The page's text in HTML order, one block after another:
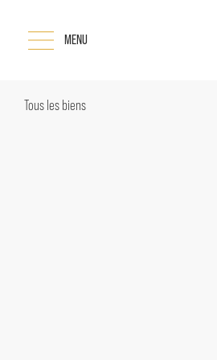
MENU
Tous les biens